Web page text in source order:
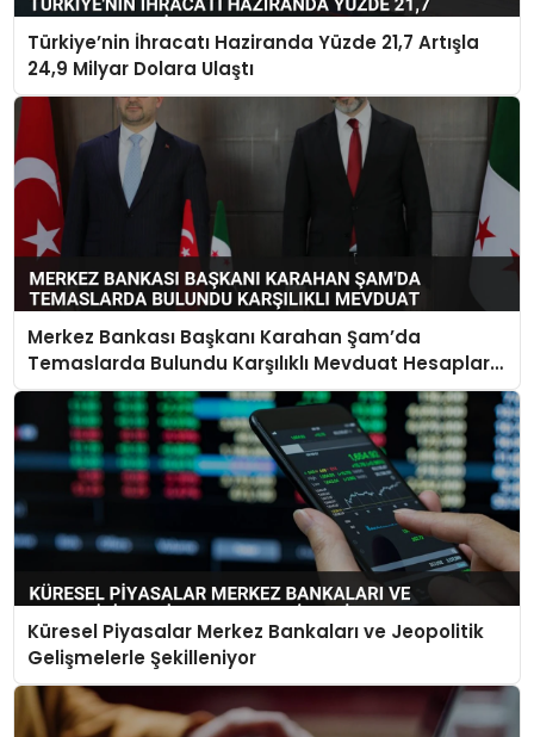
Türkiye’nin İhracatı Haziranda Yüzde 21,7 Artışla
24,9 Milyar Dolara Ulaştı
Merkez Bankası Başkanı Karahan Şam’da
Temaslarda Bulundu Karşılıklı Mevduat Hesapları
Açılacak
Küresel Piyasalar Merkez Bankaları ve Jeopolitik
Gelişmelerle Şekilleniyor